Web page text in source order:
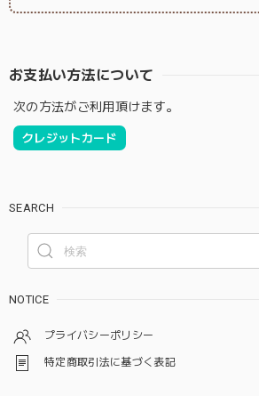
お支払い方法について
次の方法がご利用頂けます。
クレジットカード
SEARCH
NOTICE
プライバシーポリシー
特定商取引法に基づく表記